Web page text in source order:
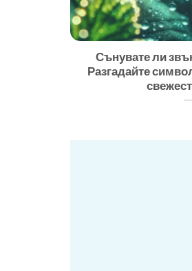
Сънувате ли
Разгадайте